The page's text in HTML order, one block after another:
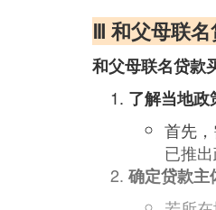
Ⅲ 和父母联
和父母联名贷款
了解当地政
首先
已推
确定贷款主